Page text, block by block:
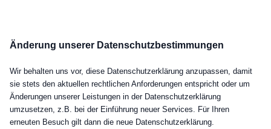
Änderung unserer Datenschutzbestimmungen
Wir behalten uns vor, diese Datenschutzerklärung anzupassen, damit
sie stets den aktuellen rechtlichen Anforderungen entspricht oder um
Änderungen unserer Leistungen in der Datenschutzerklärung
umzusetzen, z.B. bei der Einführung neuer Services. Für Ihren
erneuten Besuch gilt dann die neue Datenschutzerklärung.